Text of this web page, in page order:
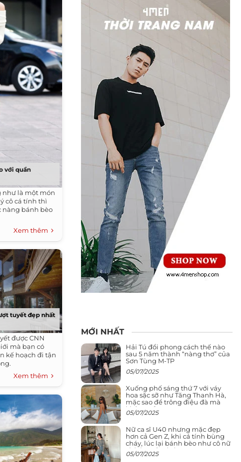
với quần
như là một món
cô cá tính thì
nàng bánh bèo
Xem thêm
tuyết đẹp nhất
được CNN
mà bạn có
kế hoạch đi tận
Xem thêm
MỚI NHẤT
Hải Tú đổi phong cách thế nào
sau 5 năm thành “nàng thơ” của
Sơn Tùng M-TP
05/07/2025
Xuống phố sáng thứ 7 với váy
hoa sặc sỡ như Tăng Thanh Hà,
mặc sao để trông điệu đà mà
không sến
05/07/2025
Nữ ca sĩ U40 nhưng mặc đẹp
hơn cả Gen Z, khi cá tính bùng
cháy, lúc lại bánh bèo như cô nữ
chính ngôn tình
05/07/2025